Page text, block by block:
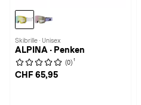
Skibrille · Unisex
ALPINA · Penken
(0) 1
CHF 65,95